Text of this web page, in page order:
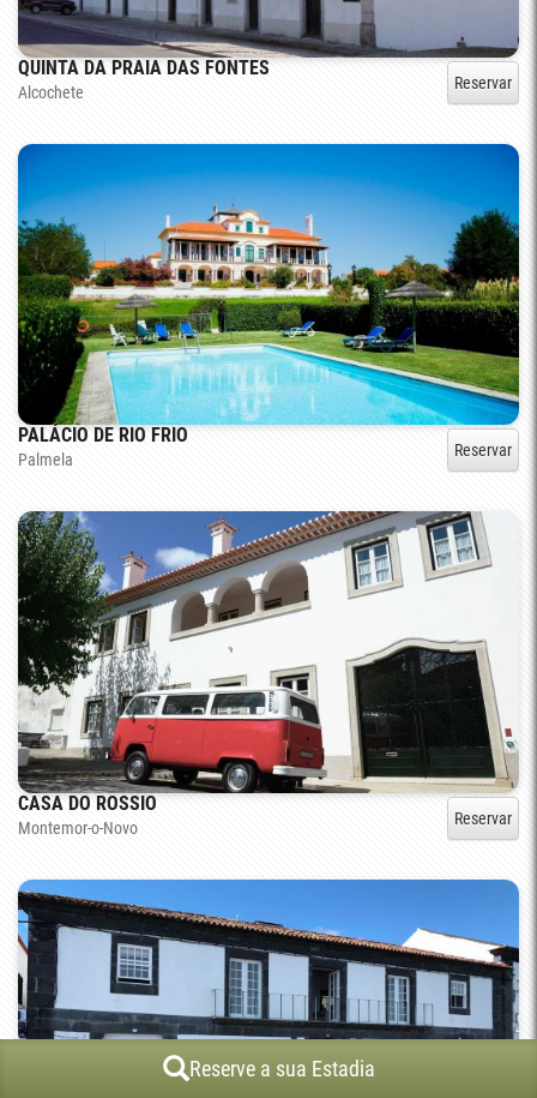
Reserve a sua Estadia
QUINTA DA PRAIA DAS FONTES
Alcochete Reservar
PALÁCIO DE RIO FRIO
Palmela Reservar
CASA DO ROSSIO
Montemor-o-Novo Reservar